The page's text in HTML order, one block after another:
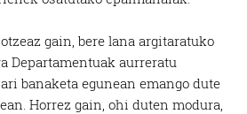
gain, bere lana argitaratuko
Departamentuak aurreratu
banaketa egunean emango dute
Horrez gain, ohi duten modura,